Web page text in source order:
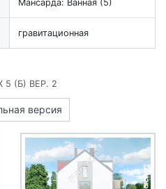
Мансарда: Ванная (5)
гравитационная
(Б) ВЕР. 2
версия